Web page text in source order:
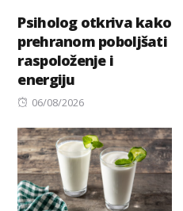
Psiholog otkriva kako
prehranom poboljšati
raspoloženje i
energiju
Posted
06/08/2026